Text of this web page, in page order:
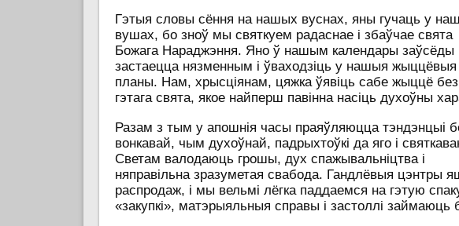
Гэтыя словы сёння на нашых вуснах, яны гучаць у
вушах, бо зноў мы святкуем радаснае і збаўчае свята
Божага Нараджэння. Яно ў нашым календары заўсёды
застаецца нязменным і ўваходзіць у нашыя жыццёвыя
планы. Нам, хрысціянам, цяжка ўявіць сабе жыццё без
гэтага свята, якое найперш павінна насіць духоўны
Разам з тым у апошнія часы праяўляюцца тэндэнцыі
вонкавай, чым духоўнай, падрыхтоўкі да яго і
Светам валодаюць грошы, дух спажывальніцтва і
няправільна зразуметая свабода. Гандлёвыя
распродаж, і мы вельмі лёгка паддаемся на гэтую
«закупкі», матэрыяльныя справы і застоллі